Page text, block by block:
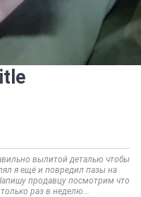
вылитой деталью чтобы
я ещё и повредил пазы на
продавцу посмотрим что
раз в неделю...